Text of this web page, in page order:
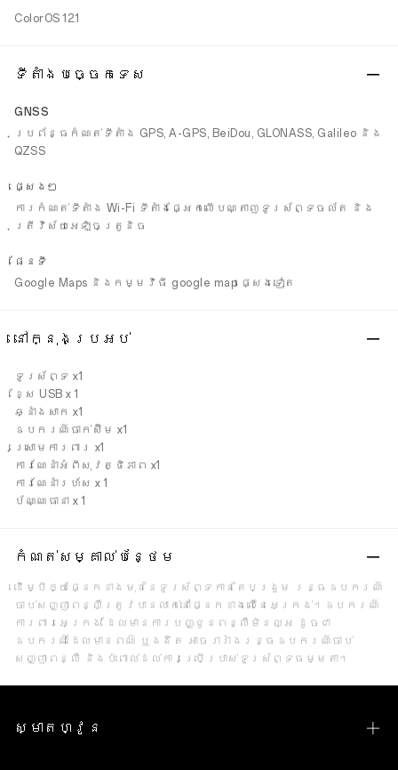
ColorOS 12.1
ទីតាំងបច្ចេកទេស
GNSS
ប្រព័ន្ធកំណត់ទីតាំង GPS, A-GPS, BeiDou, GLONASS, Galileo និង
QZSS
ផ្សេងៗ
ការកំណត់ទីតាំង Wi-Fi ទីតាំងផ្អែកលើបណ្តាញទូរស័ព្ទចល័ត និង
ត្រីវិស័យអេឡិចត្រូនិច
ផែនទី
Google Maps និងកម្មវិធី google map ផ្សេងទៀត
នៅក្នុងប្រអប់
ទូរស័ព្ទ x1
ខ្សែ USB x 1
ឆ្នាំងសាក x1
ឧបករណ៍ចាក់ស៊ីម x1
ស្រោមការពារ x1
ការណែនាំអំពីសុវត្ថិភាព x1
ការណែនាំរហ័ស x 1
ប័ណ្ណធានា x 1
កំណត់សម្គាល់បន្ថែម
ដើម្បីឲ្យផ្នែកខាងមុខនៃទូរស័ព្ទកាន់តែបង្រួម រន្ធឧបករណ៍
ចាប់សញ្ញាពន្លឺត្រូវបានលាក់នៅផ្នែកខាងលើនៃអេក្រង់។ឧបករណ៍
ការពារអេក្រង់ ដែលមានការបញ្ជូនពន្លឺមិនល្អ ដូចជា
ឧបករណ៍ដែលមានពណ៌ ឬងងឹត អាចរារាំងរន្ធឧបករណ៍ចាប់
សញ្ញាពន្លឺ និងប៉ះពាល់ដល់ការប្រើប្រាស់ទូរស័ព្ទធម្មតា។
ស្មាតហ្វូន